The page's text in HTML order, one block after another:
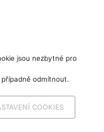
SPORT s.r.o.,
jsou nezbytné pro
odmítnout.
COOKIES